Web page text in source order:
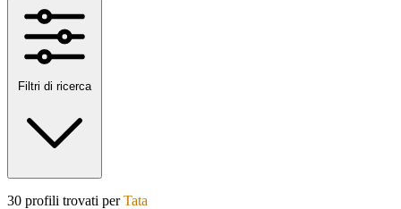
Filtri di ricerca
30 profili trovati perTata